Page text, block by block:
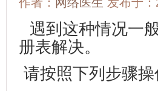
遇到这种情况一
册表解决。
请按照下列步骤操